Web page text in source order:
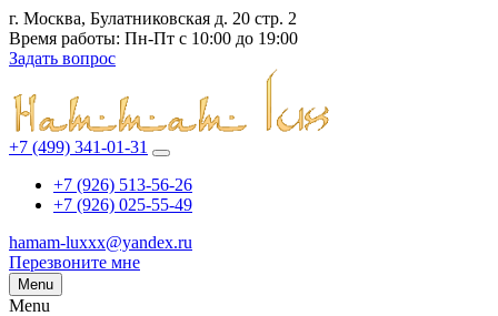
г. Москва, Булатниковская д. 20 стр. 2
Время работы: Пн-Пт с 10:00 до 19:00
Задать вопрос
+7 (499) 341-01-31
+7 (926) 513-56-26
+7 (926) 025-55-49
hamam-luxxx@yandex.ru
Перезвоните мне
Menu
Menu